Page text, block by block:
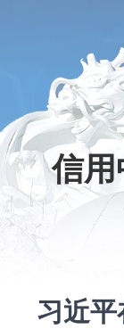
信用
习近